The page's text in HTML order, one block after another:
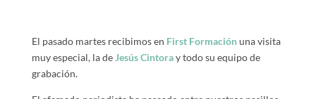
El pasado martes recibimos en First Formaciónuna visita
muy especial, la de Jesús Cintoray todo su equipo de
grabación.